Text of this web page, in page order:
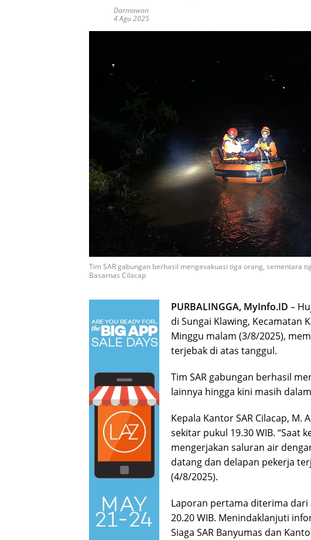
Darmawan
4 Agu 2025
Tim SAR gabungan berhasil mengevakuasi tiga orang, sementara
Basarnas Cilacap
PURBALINGGA, MyInfo.ID –
di Sungai Klawing, Kecamatan
Minggu malam (3/8/2025),
terjebak di atas tanggul.
Tim SAR gabungan berhasil
lainnya hingga kini masih
Kepala Kantor SAR Cilacap,
sekitar pukul 19.30 WIB. “Saat
mengerjakan saluran air
datang dan delapan pekerja
(4/8/2025).
Laporan pertama diterima dari
20.20 WIB. Menindaklanjuti
Siaga SAR Banyumas dan